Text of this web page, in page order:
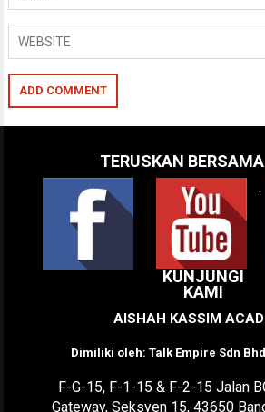
TERUSKAN
.
KUNJUNGI
KAMI
AISHAH KASSIM
Dimiliki oleh: Talk Empire Sdn
F-G-15, F-1-15 & F-2-15 Jalan
Gateway, Seksyen 15, 43650